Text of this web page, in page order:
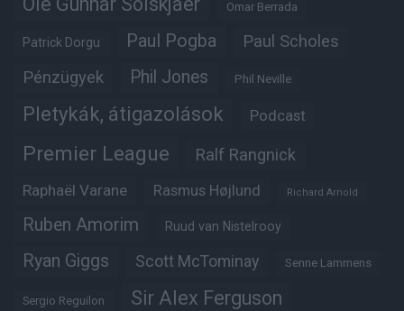
Omar Berrada
Patrick Dorgu Paul Pogba Paul Scholes
Pénzügyek Phil Jones Phil Neville
Pletykák, átigazolások Podcast
Premier League Ralf Rangnick
Raphaël Varane Rasmus Højlund Richard Arnold
Ruben Amorim Ruud van Nistelrooy
Ryan Giggs Scott McTominay Senne Lammens
Sergio Reguilon Sir Alex Ferguson